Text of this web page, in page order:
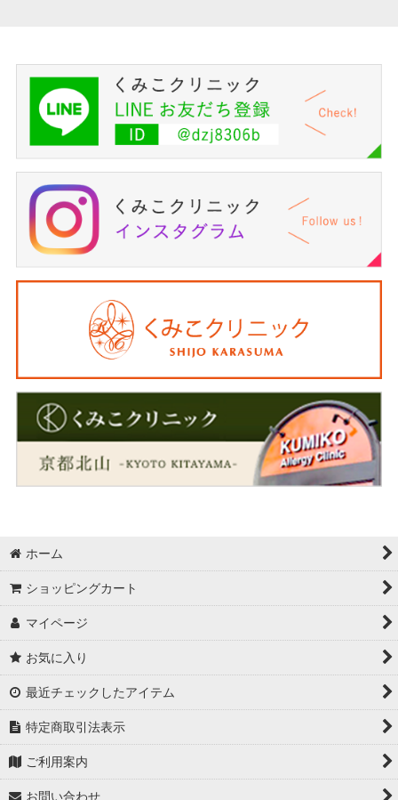
ホーム
ショッピングカート
マイページ
お気に入り
最近チェックしたアイテム
特定商取引法表示
ご利用案内
お問い合わせ